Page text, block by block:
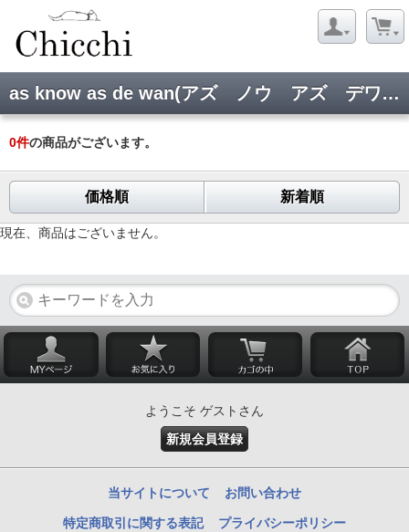
as know as de wan(アズ ノウ アズ デワン):スカート
0件の商品がございます。
価格順 新着順
現在、商品はございません。
ようこそ ゲストさん
新規会員登録
当サイトについて お問い合わせ
特定商取引に関する表記 プライバシーポリシー